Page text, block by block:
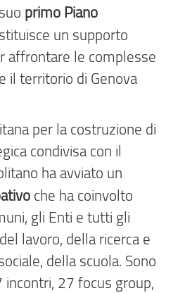
primo Piano
un supporto
affrontare le complesse
il territorio di Genova
per la costruzione di
condivisa con il
ha avviato un
che ha coinvolto
gli Enti e tutti gli
lavoro, della ricerca e
della scuola. Sono
27 focus group,